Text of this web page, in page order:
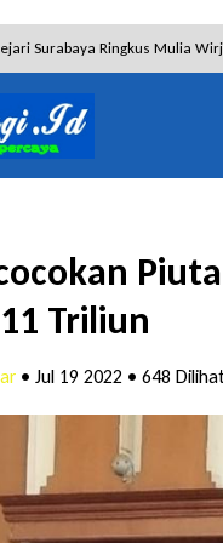
Surabaya Ringkus Mulia
dengan Pemberatan,
Raih Penghargaan Internasional
Ranto Hensa, Salim
Triliun
• Jul 19 2022 • 648